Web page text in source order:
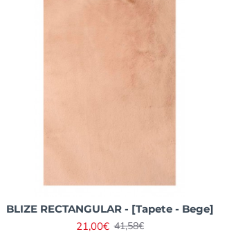
BLIZE RECTANGULAR - [Tapete - Bege]
21,00€ 41,58€